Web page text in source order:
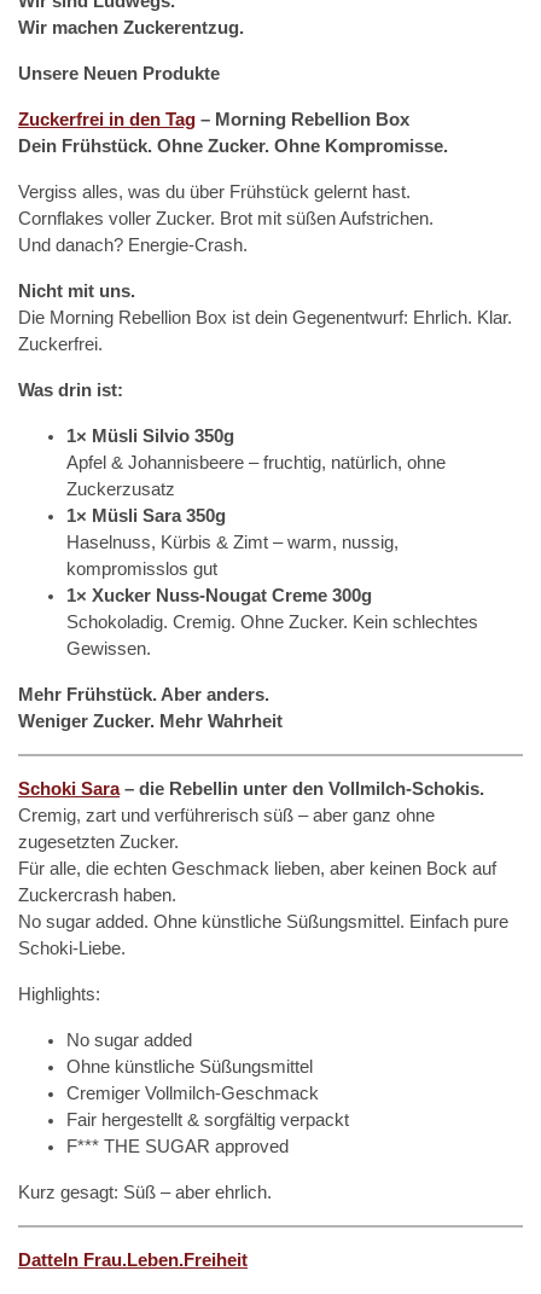
Wir machen Zuckerentzug.
Unsere Neuen Produkte
Zuckerfrei in den Tag – Morning Rebellion Box
Dein Frühstück. Ohne Zucker. Ohne Kompromisse.
Vergiss alles, was du über Frühstück gelernt hast.
Cornflakes voller Zucker. Brot mit süßen Aufstrichen.
Und danach? Energie-Crash.
Nicht mit uns.
Die Morning Rebellion Box ist dein Gegenentwurf: Ehrlich. Klar.
Zuckerfrei.
Was drin ist:
1× Müsli Silvio 350g
Apfel & Johannisbeere – fruchtig, natürlich, ohne
Zuckerzusatz
1× Müsli Sara 350g
Haselnuss, Kürbis & Zimt – warm, nussig,
kompromisslos gut
1× Xucker Nuss-Nougat Creme 300g
Schokoladig. Cremig. Ohne Zucker. Kein schlechtes
Gewissen.
Mehr Frühstück. Aber anders.
Weniger Zucker. Mehr Wahrheit
Schoki Sara– die Rebellin unter den Vollmilch-Schokis.
Cremig, zart und verführerisch süß – aber ganz ohne
zugesetzten Zucker.
Für alle, die echten Geschmack lieben, aber keinen Bock auf
Zuckercrash haben.
No sugar added. Ohne künstliche Süßungsmittel. Einfach pure
Schoki-Liebe.
Highlights:
No sugar added
Ohne künstliche Süßungsmittel
Cremiger Vollmilch-Geschmack
Fair hergestellt & sorgfältig verpackt
F*** THE SUGAR approved
Kurz gesagt: Süß – aber ehrlich.
Datteln Frau.Leben.Freiheit